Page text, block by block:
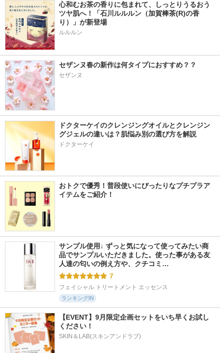
心和むお茶の香りに包まれて、しっとりうるおう
ツヤ肌へ！「石川ルルルン（加賀棒茶(R)の香
り）」が新登場
セザンヌ春の新作は何タイプにおすすめ？？
セザンヌ
ドクターケイのクレンジングオイルとクレンジン
グジェルの違いは？肌悩み別の選び方を解説
ドクターケイ
おトクで優秀！普段使いにぴったりなプチプラア
イテムをご紹介！
サンプル使用↓ ずっと気になって使ってみたい商
品でサンプルいただきました。使った事がある友
人達の匂いの例え方や、クチコミ…
7
フェイシャル トリートメント エッセンス
ランキングIN
【EVENT】9月限定企画セットをいち早くお試し
ください！
SKIN＆LAB(スキンアンドラブ)